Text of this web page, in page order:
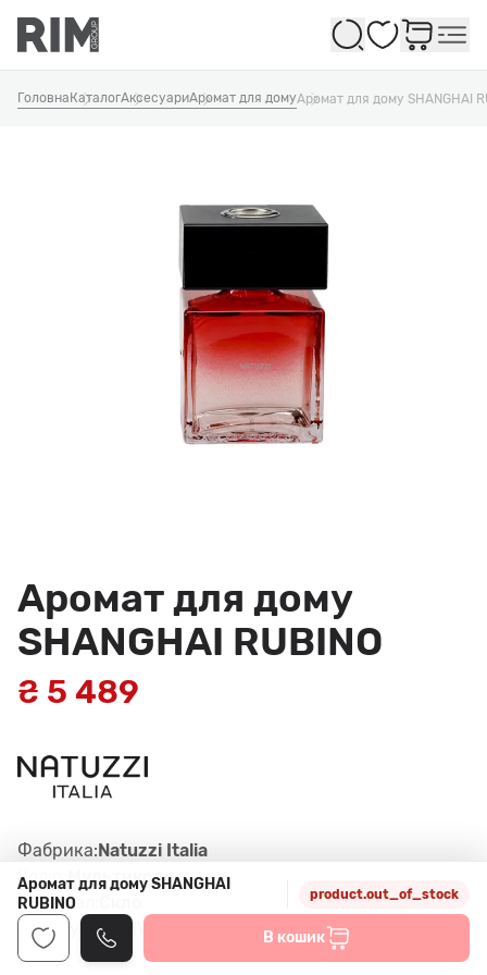
Обране
Головна КаталогАксесуариАромат для домуАромат для дому SHANGHAI
Аромат для дому
SHANGHAI RUBINO
₴ 5 489
Фабрика:Natuzzi Italia
Колір:Мультиколор
Матеріал:
Артикул:
A831V3V (аромат для дома)
Аромат для дому SHANGHAI
RUBINO
product.out_of_stock
В кошик